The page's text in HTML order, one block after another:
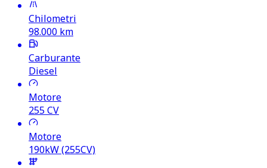
Chilometri
98.000 km
Carburante
Diesel
Motore
255CV
Motore
190kW (255CV)